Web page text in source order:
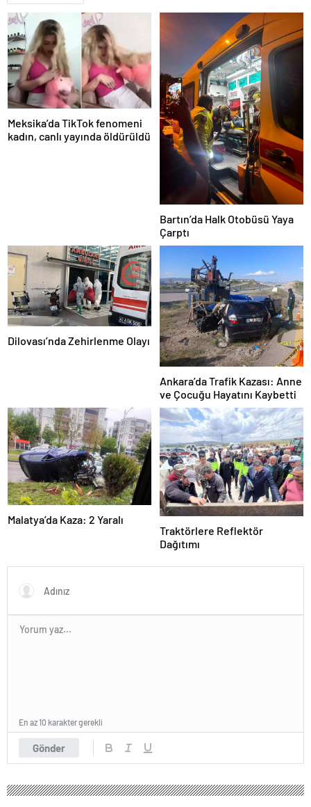
Meksika’da TikTok fenomeni
kadın, canlı yayında öldürüldü
Bartın’da Halk Otobüsü Yaya
Çarptı
Dilovası’nda Zehirlenme Olayı
Ankara’da Trafik Kazası: Anne
ve Çocuğu Hayatını Kaybetti
Malatya’da Kaza: 2 Yaralı
Traktörlere Reflektör
Dağıtımı
Gönder
En az 10 karakter gerekli